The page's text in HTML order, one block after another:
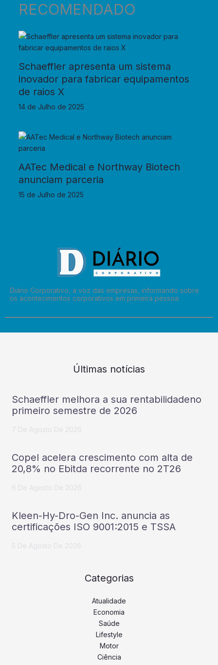
RECOMENDADO
Schaeffler apresenta um sistema
inovador para fabricar equipamentos
de raios X
14 de Julho de 2025
AATec Medical e Northway Biotech
anunciam parceria
15 de Julho de 2025
Diário Corporativo, a voz das empresas, informando sobre
os acontecimentos corporativos em primeira pessoa.
Últimas notícias
Schaeffler melhora a sua rentabilidadeno
primeiro semestre de 2026
Copel acelera crescimento com alta de
20,8% no Ebitda recorrente no 2T26
Kleen-Hy-Dro-Gen Inc. anuncia as
certificações ISO 9001:2015 e TSSA
Categorias
Atualidade
Economia
Saúde
Lifestyle
Motor
Ciência